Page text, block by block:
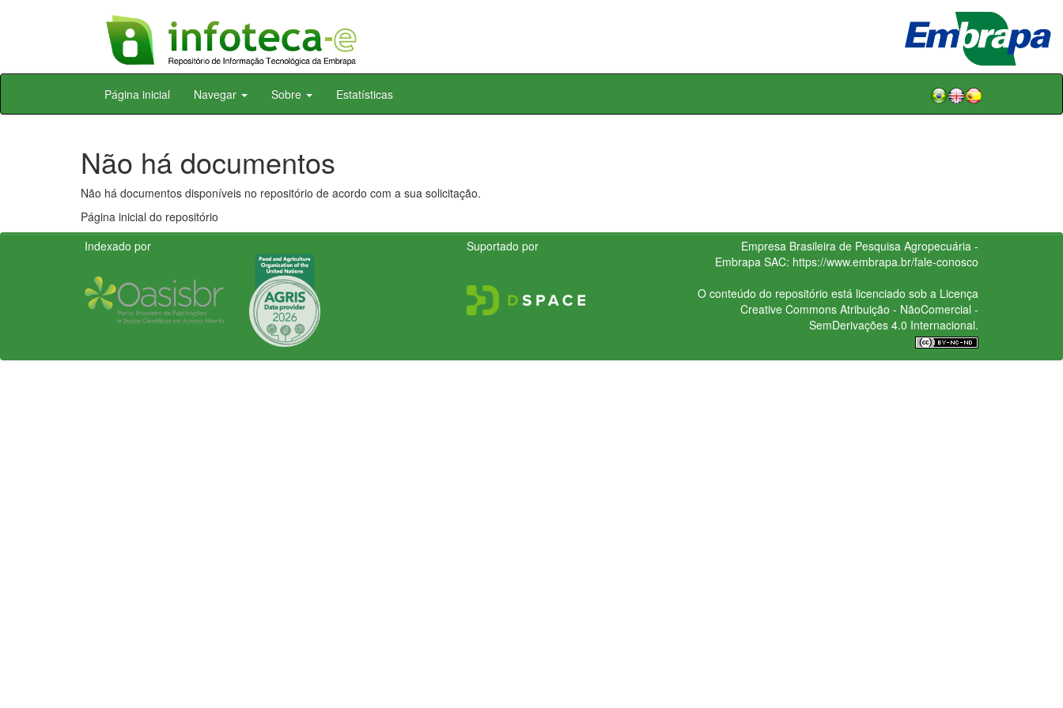
Skip
Página inicial Navegar Sobre Estatísticas
Não há documentos
Não há documentos disponíveis no repositório de acordo com a sua solicitação.
Página inicial do repositório
Indexado por
Suportado por
Empresa Brasileira de Pesquisa Agropecuária -
Embrapa SAC: https://www.embrapa.br/fale-conosco
O conteúdo do repositório está licenciado sob a Licença
Creative CommonsAtribuição - NãoComercial -
SemDerivações 4.0 Internacional.